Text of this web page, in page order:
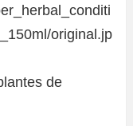
de